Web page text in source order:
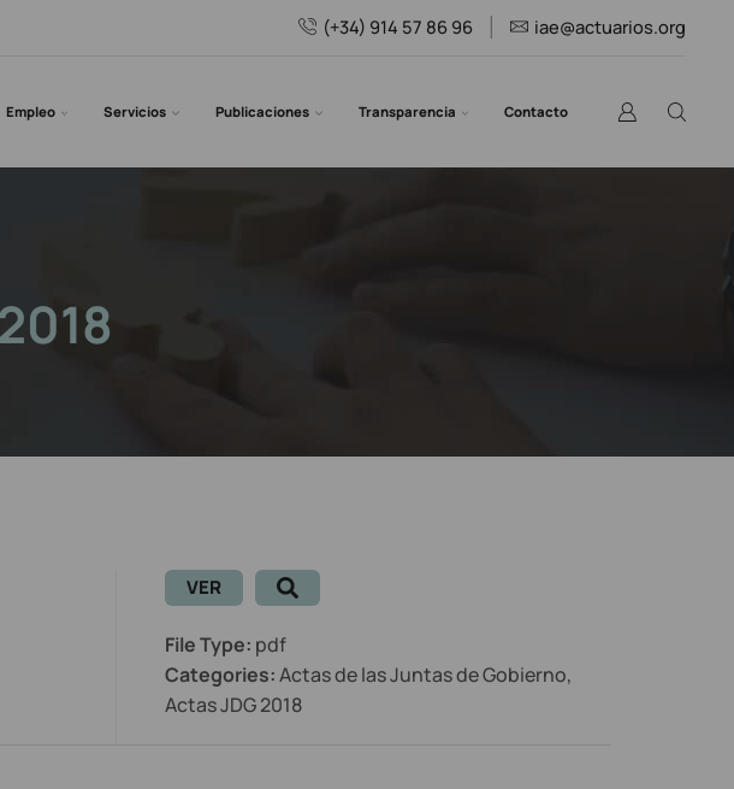
(+34) 914 57 86 96 iae@actuarios.org
Empleo Servicios Publicaciones Transparencia Contacto
VER
File Type: pdf
Categories:Actas de las Juntas de Gobierno,
Actas JDG 2018